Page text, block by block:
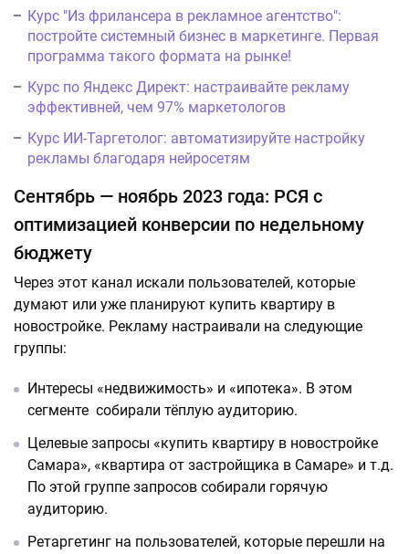
Курс "Из фрилансера в рекламное агентство":
постройте системный бизнес в маркетинге. Первая
программа такого формата на рынке!
Курс по Яндекс Директ: настраивайте рекламу
эффективней, чем 97% маркетологов
Курс ИИ-Таргетолог: автоматизируйте настройку
рекламы благодаря нейросетям
Сентябрь — ноябрь 2023 года: РСЯ с
оптимизацией конверсии по недельному
бюджету
Через этот канал искали пользователей, которые
думают или уже планируют купить квартиру в
новостройке. Рекламу настраивали на следующие
группы:
Интересы «недвижимость» и «ипотека». В этом
сегменте собирали тёплую аудиторию.
Целевые запросы «купить квартиру в новостройке
Самара», «квартира от застройщика в Самаре» и т.д.
По этой группе запросов собирали горячую
аудиторию.
Ретаргетинг на пользователей, которые перешли на